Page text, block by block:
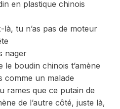
en plastique chinois
tu n’as pas de moteur
nager
boudin chinois t’amène
comme un malade
rames que ce putain de
de l’autre côté, juste là,